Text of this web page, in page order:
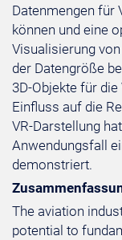
Datenmengen für
können und eine
Visualisierung
der Datengröße
3D-Objekte für
Einfluss auf die
VR-Darstellung
Anwendungsfall
demonstriert.
The aviation
potential to